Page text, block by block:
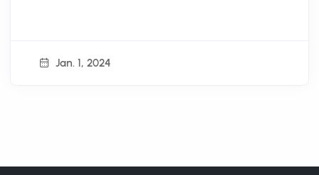
Jan. 1, 2024